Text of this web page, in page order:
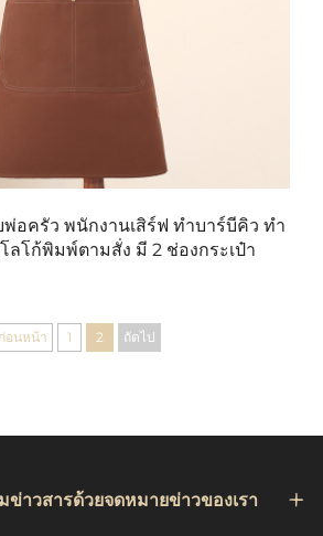
าด และดูโดดเด่นอยู่เสมอ นอกจาก
บแต่ง เช่น การพิมพ์โลโก้และการ
กันเปื้อนเหล่านี้ตอบโจทย์ทั้งในด้าน
ะรูปลักษณ์ที่ทันสมัยสำหรับธุรกิจของ
ะสำรวจข้อได้เปรียบหลัก คุณสมบัติ
กอันดับหนึ่งสำหรับธุรกิจที่มองหาชุด
งผ้ากันเปื้อนผ้าแคนวาส
อต้านทานการใช้งานหนักในแต่ละ
อครัว พนักงานเสิร์ฟ ทำบาร์บีคิว ทำ
ลโก้พิมพ์ตามสั่ง มี 2 ช่องกระเป๋า
ก่อนหน้า 1 2 ถัดไป
าวสารด้วยจดหมายข่าวของเรา